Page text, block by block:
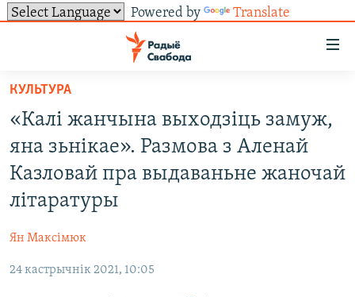
Powered by Translate
ўнівэрсальнага
доступу
Перайсьці
галоўнага
зьместу
Перайсьці
да
галоўнай
Перайсьці
ВАЙНА
КНІГІ
СУВЯЗЬ
ПАДПІСАЦЦА
FACEBOOK
САЧЫЦЕ ЗА АБНАЎЛЕНЬНЯМІ
КУЛЬТУРА
«Калі жанчына выходзіць замуж,
яна зьнікае». Размова з Аленай
Казловай пра выдаваньне жаночай
літаратуры
Ян Максімюк
24 кастрычнік 2021, 10:05